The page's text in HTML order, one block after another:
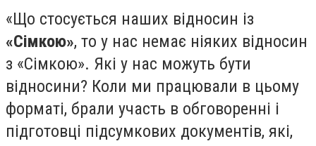
«Що стосується наших відносин із
«Сімкою», то у нас немає ніяких відносин
з «Сімкою». Які у нас можуть бути
відносини? Коли ми працювали в цьому
форматі, брали участь в обговоренні і
підготовці підсумкових документів, які,